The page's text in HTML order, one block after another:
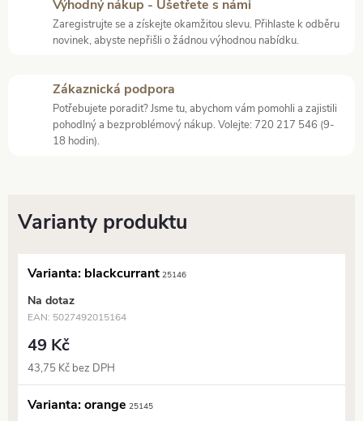
Výhodný nákup - Ušetřete s námi
Zaregistrujte se a získejte okamžitou slevu. Přihlaste k odběru
novinek, abyste nepřišli o žádnou výhodnou nabídku.
Zákaznická podpora
Potřebujete poradit? Jsme tu, abychom vám pomohli a zajistili
pohodlný a bezproblémový nákup. Volejte: 720 217 546 (9-
18 hodin).
Varianta: blackcurrant 25146
Na dotaz
EAN: 5027492015164
49 Kč
43,75 Kč bez DPH
Varianta: orange 25145